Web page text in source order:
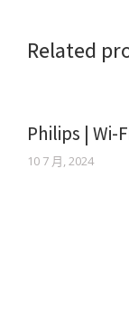
Related
Philips | Wi-
10 7 月, 2024